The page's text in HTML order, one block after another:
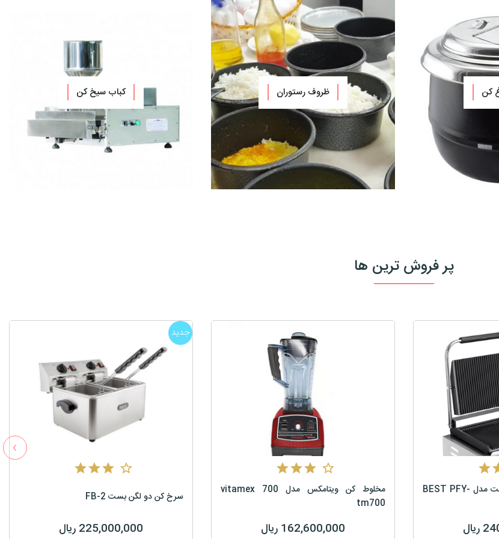
کن ظروف رستوران کباب سیخ کن
پر فروش ترین ها
جدید
سرخ کن دو لگن بست FB-2
225,000,000 ریال
مخلوط کن ویتامکس مدل 700 vitamex
tm700
162,600,000 ریال
ساندویچ ساز تک درب بست مدل BEST PFY-
›